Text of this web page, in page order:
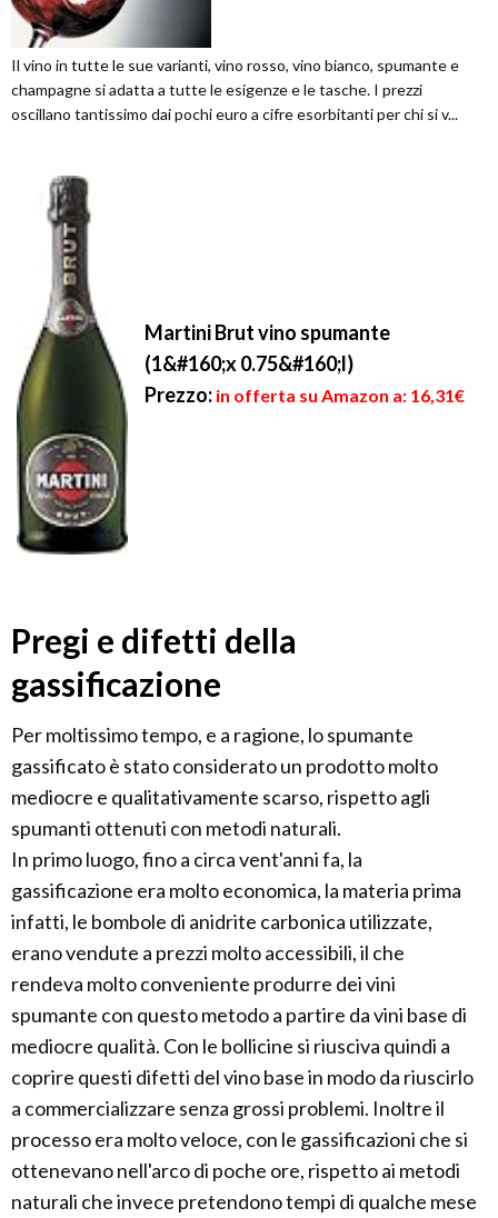
Il vino in tutte le sue varianti, vino rosso, vino bianco, spumante e
champagne si adatta a tutte le esigenze e le tasche. I prezzi
oscillano tantissimo dai pochi euro a cifre esorbitanti per chi si v...
Martini Brut vino spumante
(1&#160;x 0.75&#160;l)
Prezzo: in offerta su Amazon a: 16,31€
Pregi e difetti della
gassificazione
Per moltissimo tempo, e a ragione, lo spumante
gassificato è stato considerato un prodotto molto
mediocre e qualitativamente scarso, rispetto agli
spumanti ottenuti con metodi naturali.
In primo luogo, fino a circa vent'anni fa, la
gassificazione era molto economica, la materia prima
infatti, le bombole di anidrite carbonica utilizzate,
erano vendute a prezzi molto accessibili, il che
rendeva molto conveniente produrre dei vini
spumante con questo metodo a partire da vini base di
mediocre qualità. Con le bollicine si riusciva quindi a
coprire questi difetti del vino base in modo da riuscirlo
a commercializzare senza grossi problemi. Inoltre il
processo era molto veloce, con le gassificazioni che si
ottenevano nell'arco di poche ore, rispetto ai metodi
naturali che invece pretendono tempi di qualche mese